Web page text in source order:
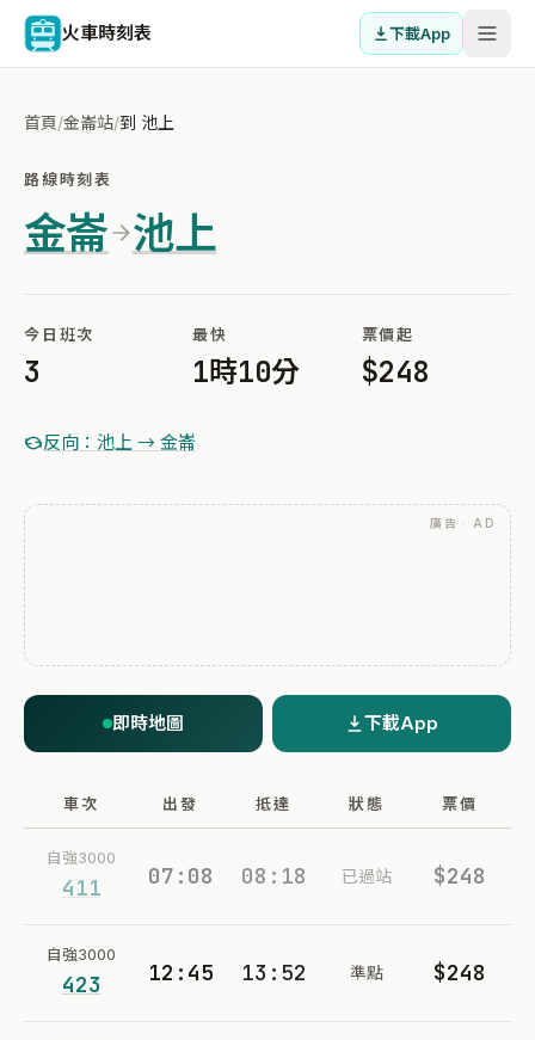
火車時刻表 下載App
首頁/金崙站/到 池上
路線時刻表
金崙 池上
今日班次
3
最快
1時10分
票價起
$248
反向：池上 → 金崙
廣告 · AD
即時地圖 下載App
車次 出發 抵達 狀態 票價
自強3000
411 07:08 08:18 已過站 $248
自強3000
423 12:45 13:52 準點 $248